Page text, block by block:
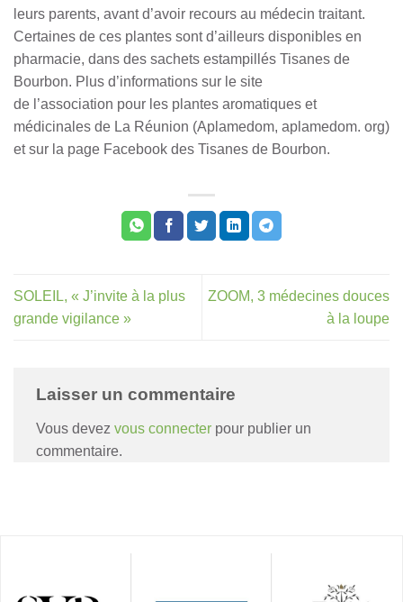
leurs parents, avant d’avoir recours au médecin traitant.
Certaines de ces plantes sont d’ailleurs disponibles en
pharmacie, dans des sachets estampillés Tisanes de
Bourbon. Plus d’informations sur le site
de l’association pour les plantes aromatiques et
médicinales de La Réunion (Aplamedom, aplamedom. org)
et sur la page Facebook des Tisanes de Bourbon.
SOLEIL, « J’invite à la plus
grande vigilance »
ZOOM, 3 médecines douces
à la loupe
Laisser un commentaire
Vous devez vous connecter pour publier un
commentaire.